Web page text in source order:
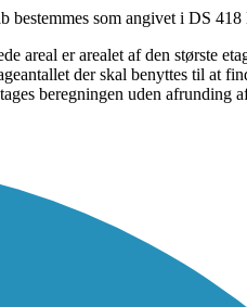
som angivet i DS
areal er arealet af den største
der skal benyttes til at
beregningen uden afrunding